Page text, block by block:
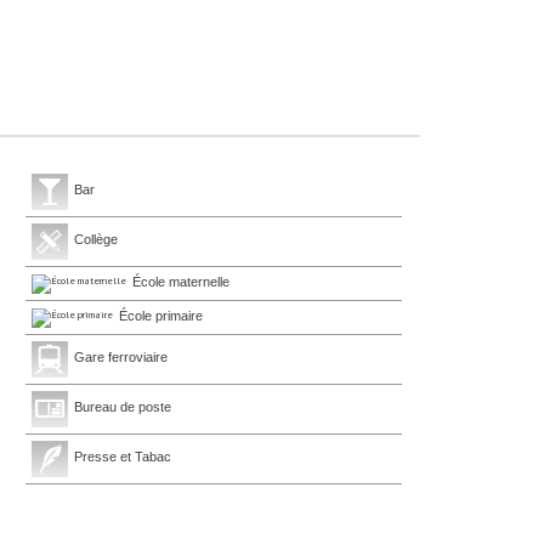
Bar
Collège
École maternelle
École primaire
Gare ferroviaire
Bureau de poste
Presse et Tabac